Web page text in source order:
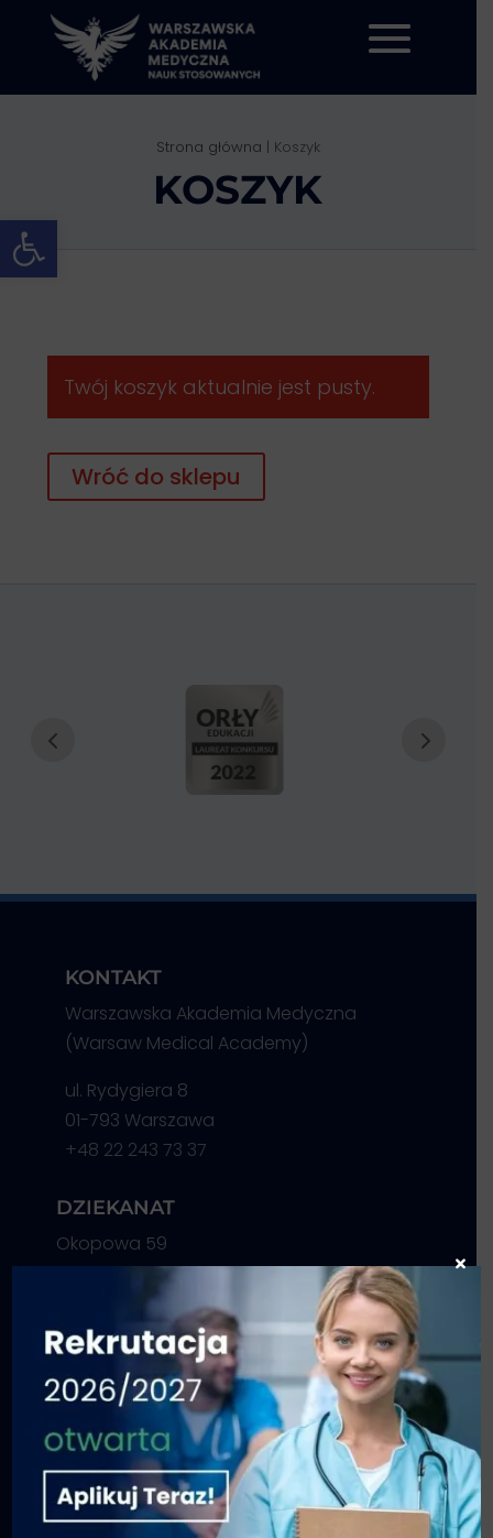
Otwórz pasek narzędzi
Strona główna Koszyk
KOSZYK
Twój koszyk aktualnie jest pusty.
Wróć do sklepu
KONTAKT
Warszawska Akademia Medyczna
(Warsaw Medical Academy)
ul. Rydygiera 8
01-793 Warszawa
+48 22 243 73 37
DZIEKANAT
Okopowa 59
I piętro, pok. 101
01-043 Warszawa
+48 22 243 73 37
dziekanat@med.edu.pl
REKRUTACJA
Okopowa 59
I piętro, pok. 101
01-043 Warszawa
×